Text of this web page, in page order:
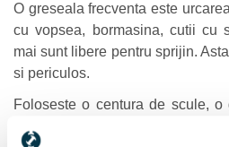
O greseala frecventa este
cu vopsea, bormasina, cutii cu
mai sunt libere pentru sprijin.
si periculos.
Foloseste o centura de scule,
suport care se agata de scara.